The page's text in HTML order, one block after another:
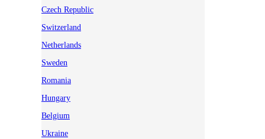
Czech Republic
Switzerland
Netherlands
Sweden
Romania
Hungary
Belgium
Ukraine